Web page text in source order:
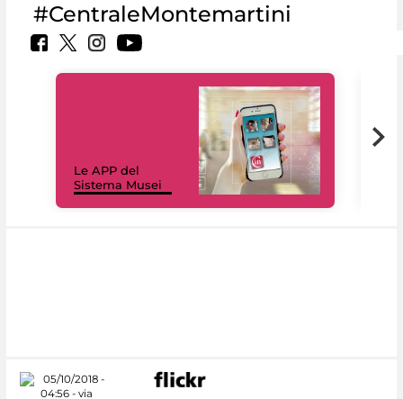
#CentraleMontemartini
Le APP del
Sistema Musei